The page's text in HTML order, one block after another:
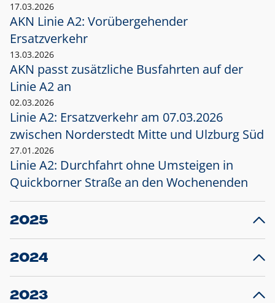
17.03.2026
AKN Linie A2: Vorübergehender
Ersatzverkehr
13.03.2026
AKN passt zusätzliche Busfahrten auf der
Linie A2 an
02.03.2026
Linie A2: Ersatzverkehr am 07.03.2026
zwischen Norderstedt Mitte und Ulzburg Süd
27.01.2026
Linie A2: Durchfahrt ohne Umsteigen in
Quickborner Straße an den Wochenenden
2025
23.12.2025
Projekt S5: Start der Bauarbeiten am
2024
10.12.2024
Großprojekt S5: Sperrung der Bahnstraße in
2023